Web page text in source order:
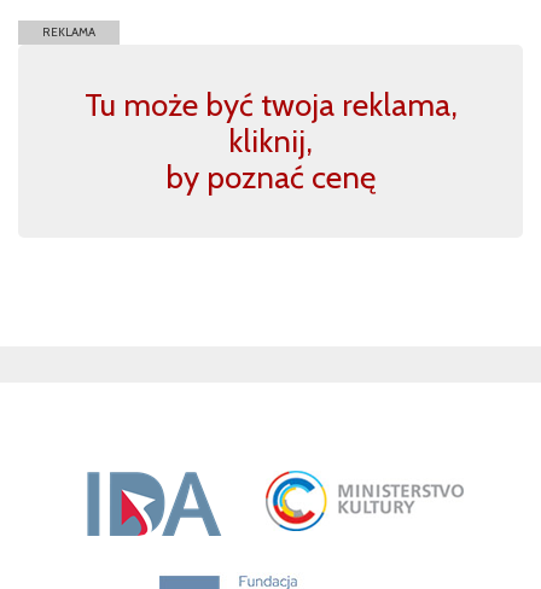
REKLAMA
Tu może być twoja reklama,
kliknij,
by poznać cenę